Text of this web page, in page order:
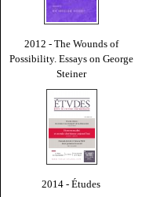
2012 - The Wounds of
Possibility. Essays on George
Steiner
2014 - Études